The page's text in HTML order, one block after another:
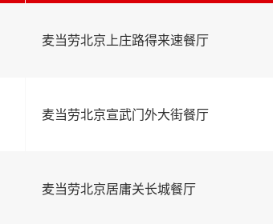
麦当劳北京上庄路得来速餐厅
麦当劳北京宣武门外大街餐厅
麦当劳北京居庸关长城餐厅